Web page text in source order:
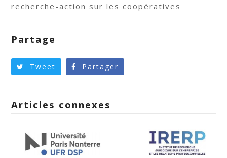
recherche-action sur les coopératives
Partage
Tweet Partager
Articles connexes